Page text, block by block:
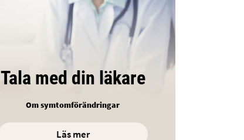
Tala med din läkare
Om symtomförändringar
Läs mer